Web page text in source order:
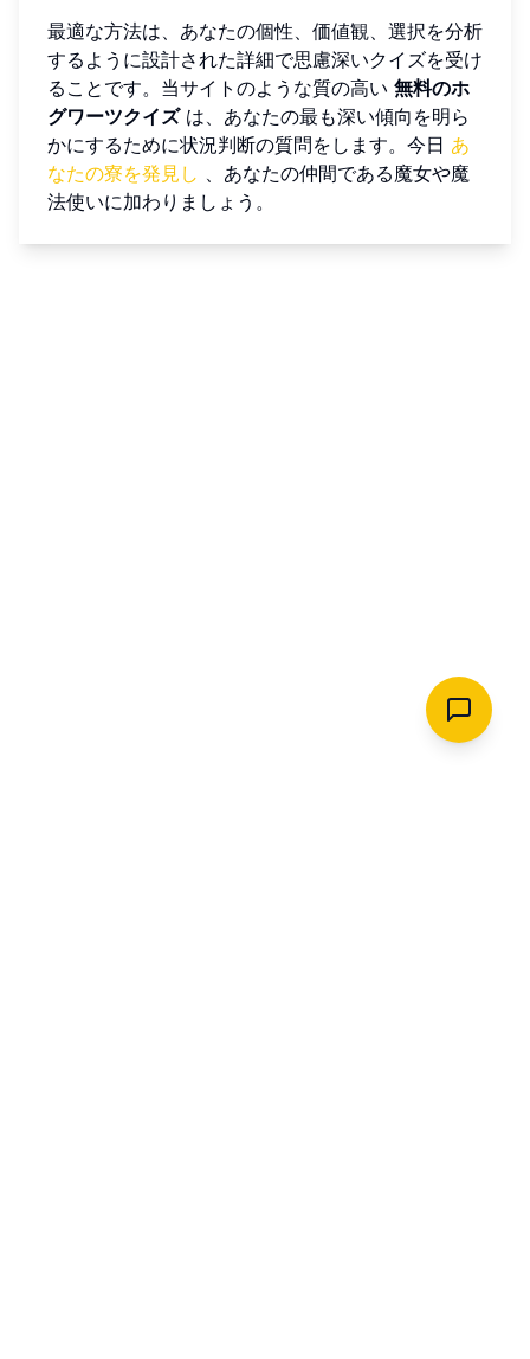
最適な方法は、あなたの個性、価値観、選択を分析
するように設計された詳細で思慮深いクイズを受け
ることです。当サイトのような質の高い 無料のホ
グワーツクイズは、あなたの最も深い傾向を明ら
かにするために状況判断の質問をします。今日 あ
なたの寮を発見し 、あなたの仲間である魔女や魔
法使いに加わりましょう。